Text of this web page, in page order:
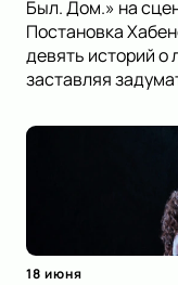
Был. Дом.» на
Постановка
девять историй о
заставляя
18 июня